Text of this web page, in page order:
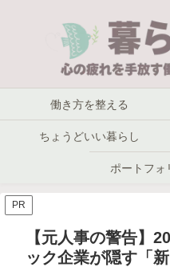
働き方を整える
ちょうどいい暮らし
ポートフォ
PR
【元人事の警告】
ック企業が隠す「